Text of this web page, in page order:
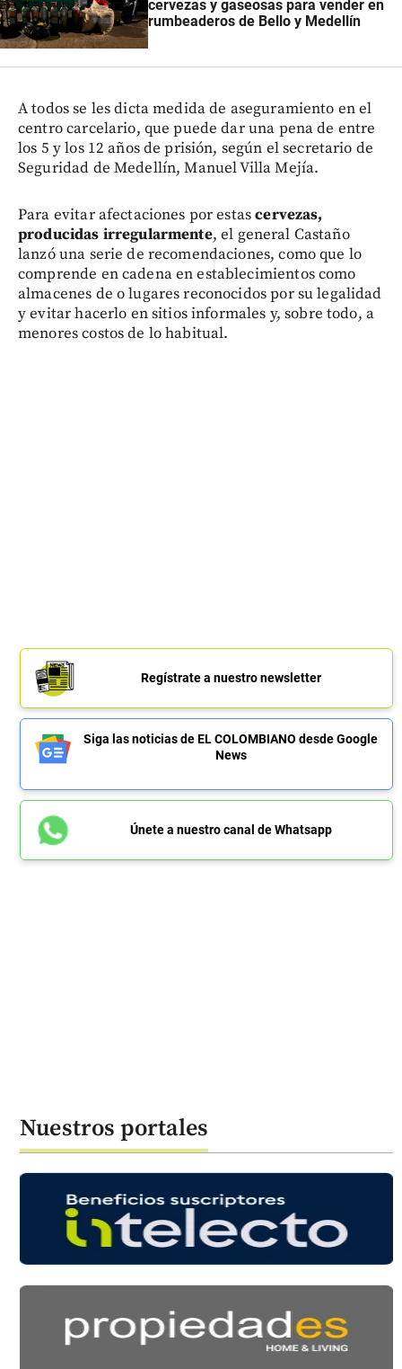
cervezas y gaseosas para vender en
rumbeaderos de Bello y Medellín
A todos se les dicta medida de aseguramiento en el
centro carcelario, que puede dar una pena de entre
los 5 y los 12 años de prisión, según el secretario de
Seguridad de Medellín, Manuel Villa Mejía.
Para evitar afectaciones por estascervezas,
producidas irregularmente, el general Castaño
lanzó una serie de recomendaciones, como que lo
comprende en cadena en establecimientos como
almacenes de o lugares reconocidos por su legalidad
y evitar hacerlo en sitios informales y, sobre todo, a
menores costos de lo habitual.
Regístrate a nuestro newsletter
Siga las noticias de EL COLOMBIANO desde Google
News
Únete a nuestro canal de Whatsapp
Nuestros portales